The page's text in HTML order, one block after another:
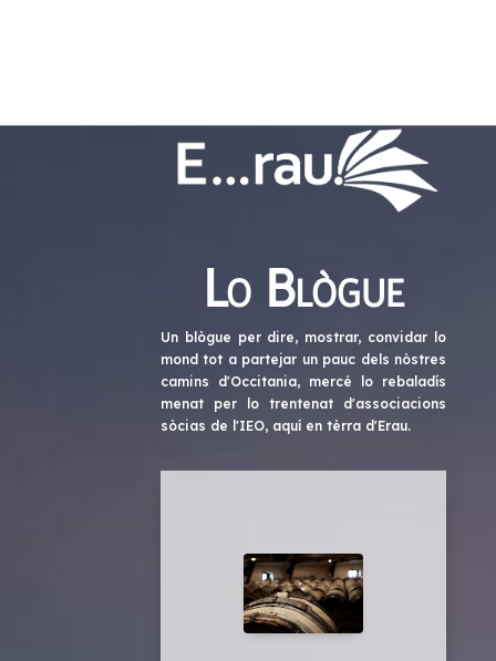
Lo Blògue
Un blògue per dire, mostrar, convidar lo
mond tot a partejar un pauc dels nòstres
camins d'Occitania, mercé lo rebaladís
menat per lo trentenat d'associacions
sòcias de l'IEO, aquí en tèrra d'Erau.